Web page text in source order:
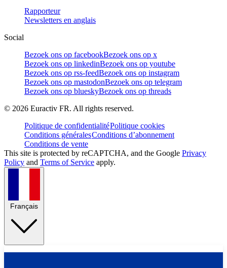
Rapporteur
Newsletters en anglais
Social
Bezoek ons op facebookBezoek ons op x
Bezoek ons op linkedinBezoek ons op youtube
Bezoek ons op rss-feedBezoek ons op instagram
Bezoek ons op mastodonBezoek ons op telegram
Bezoek ons op blueskyBezoek ons op threads
© 2026 Euractiv FR. All rights reserved.
Politique de confidentialitéPolitique cookies
Conditions généralesConditions d’abonnement
Conditions de vente
This site is protected by reCAPTCHA, and the Google Privacy
Policy and Terms of Service apply.
Français